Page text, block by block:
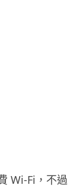
Wi-Fi，不過